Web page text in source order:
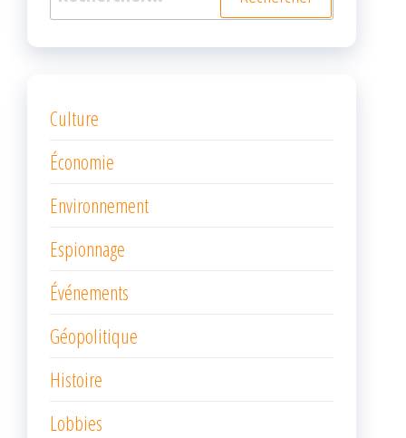
Culture
Économie
Environnement
Espionnage
Événements
Géopolitique
Histoire
Lobbies